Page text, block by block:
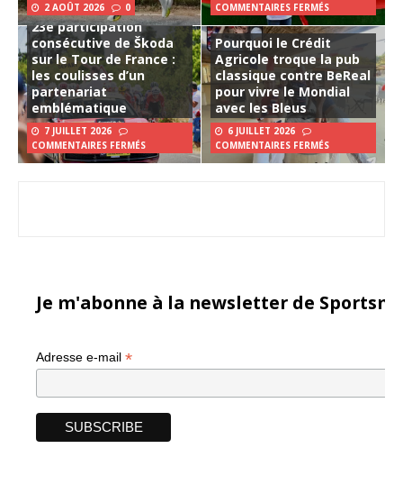
2 AOÛT 2026 0
COMMENTAIRES FERMÉS
23e participation
consécutive de Škoda
sur le Tour de France :
les coulisses d’un
partenariat
emblématique
7 JUILLET 2026
COMMENTAIRES FERMÉS
Pourquoi le Crédit
Agricole troque la pub
classique contre BeReal
pour vivre le Mondial
avec les Bleus
6 JUILLET 2026
COMMENTAIRES FERMÉS
Je m'abonne à la newsletter de
Adresse e-mail *